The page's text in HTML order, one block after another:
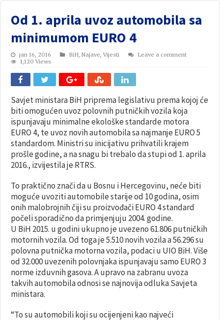
Od 1. aprila uvoz automobila sa
minimumom EURO 4
jan 16, 2016 BiH,Najave,Vijesti
Leave a comment
1,120 Views
Savjet ministara BiH priprema legislativu prema kojoj će
biti omogućen uvoz polovnih putničkih vozila koja
ispunjavaju minimalne ekološke standarde motora
EURO 4, te uvoz novih automobila sa najmanje EURO 5
standardom. Ministri su inicijativu prihvatili krajem
prošle godine, a na snagu bi trebalo da stupi od 1. aprila
2016., izvijestila je RTRS.
To praktično znači da u Bosnu i Hercegovinu, neće biti
moguće uvoziti automobile starije od 10 godina, osim
onih malobrojnih čiji su proizvođači EURO 4 standard
počeli sporadično da primjenjuju 2004. godine.
U BiH 2015. u godini ukupno je uvezeno 61.806 putničkih
motornih vozila. Od toga je 5.510 novih vozila a 56.296 su
polovna putnička motorna vozila, podaci u UIO BiH. Više
od 32.000 uvezenih polovnjaka ispunjavaju samo EURO 3
norme izduvnih gasova. A upravo na zabranu uvoza
takvih automobila odnosi se najnovija odluka Savjeta
ministara.
“To su automobili koji su ocijenjeni kao najveći